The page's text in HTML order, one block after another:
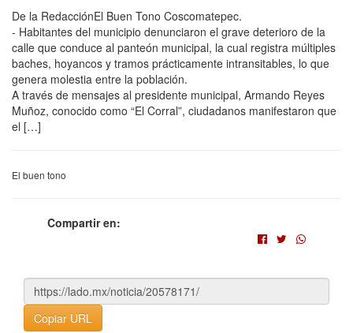
De la RedacciónEl Buen Tono Coscomatepec.
- Habitantes del municipio denunciaron el grave deterioro de la
calle que conduce al panteón municipal, la cual registra múltiples
baches, hoyancos y tramos prácticamente intransitables, lo que
genera molestia entre la población.
A través de mensajes al presidente municipal, Armando Reyes
Muñoz, conocido como “El Corral”, ciudadanos manifestaron que
el […]
El buen tono
Compartir en:
Copiar URL